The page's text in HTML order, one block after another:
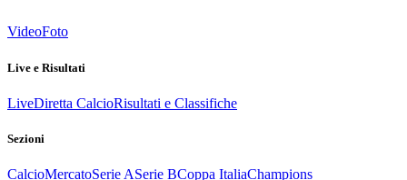
VideoFoto
Live e Risultati
LiveDiretta CalcioRisultati e Classifiche
Sezioni
CalcioMercatoSerie ASerie BCoppa ItaliaChampions